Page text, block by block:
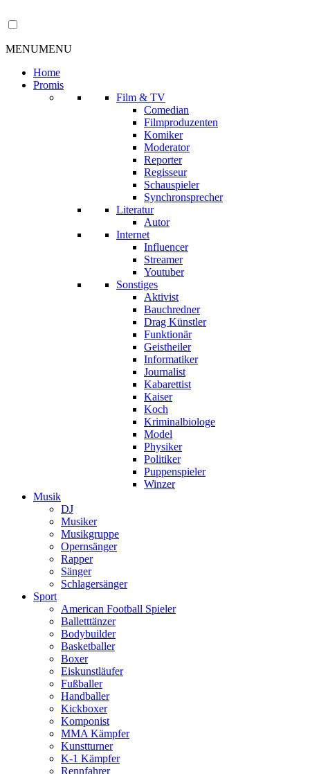
MENUMENU
Home
Promis
Film & TV
Comedian
Filmproduzenten
Komiker
Moderator
Reporter
Regisseur
Schauspieler
Synchronsprecher
Literatur
Autor
Internet
Influencer
Streamer
Youtuber
Sonstiges
Aktivist
Bauchredner
Drag Künstler
Funktionär
Geistheiler
Informatiker
Journalist
Kabarettist
Kaiser
Koch
Kriminalbiologe
Model
Physiker
Politiker
Puppenspieler
Winzer
Musik
DJ
Musiker
Musikgruppe
Opernsänger
Rapper
Sänger
Schlagersänger
Sport
American Football Spieler
Balletttänzer
Bodybuilder
Basketballer
Boxer
Eiskunstläufer
Fußballer
Handballer
Kickboxer
Komponist
MMA Kämpfer
Kunstturner
K-1 Kämpfer
Rennfahrer